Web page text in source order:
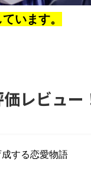
います。
レビュー
する恋愛物語